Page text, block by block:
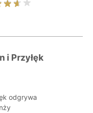
i Przyłęk
odgrywa